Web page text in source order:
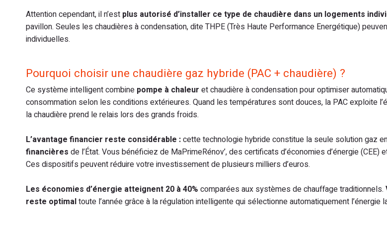
Attention cependant, il n’est plus autorisé d’installer ce type de chaudière dans un logements
pavillon. Seules les chaudières à condensation, dite THPE (Très Haute Performance Energétique)
individuelles.
Pourquoi choisir une chaudière gaz hybride (PAC + chaudière) ?
Ce système intelligent combine pompe à chaleur et chaudière à condensation pour optimiser
consommation selon les conditions extérieures. Quand les températures sont douces, la PAC exploite
la chaudière prend le relais lors des grands froids.
L’avantage financier reste considérable :cette technologie hybride constitue la seule solution gaz
financières de l’État. Vous bénéficiez de MaPrimeRénov’, des certificats d’économies d’énergie (CEE)
Ces dispositifs peuvent réduire votre investissement de plusieurs milliers d’euros.
Les économies d’énergie atteignent 20 à 40% comparées aux systèmes de chauffage traditionnels.
reste optimaltoute l’année grâce à la régulation intelligente qui sélectionne automatiquement l’énergie